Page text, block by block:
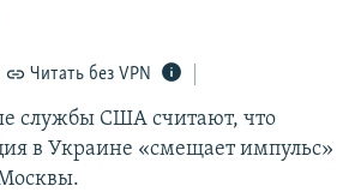
Читать без VPN
службы США считают, что
в Украине «смещает импульс»